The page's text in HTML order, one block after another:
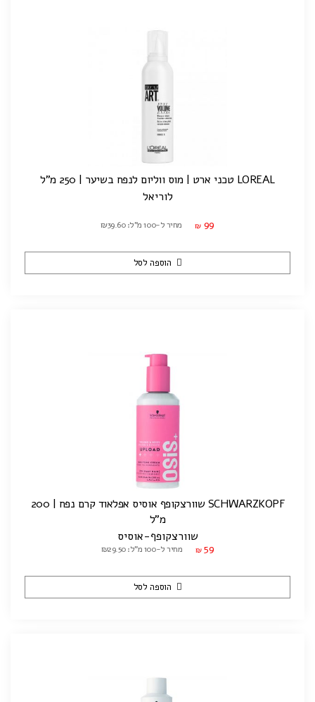
LOREAL טכני ארט | מוס ווליום לנפח בשיער | 250 מ"ל
לוריאל
₪ 99 מחיר ל-100 מ"ל: ₪39.60
הוספה לסל
SCHWARZKOPF שוורצקופף אוסיס אפלאוד קרם נפח | 200
מ"ל
שוורצקופף-אוסיס
₪ 59 מחיר ל-100 מ"ל: ₪29.50
הוספה לסל